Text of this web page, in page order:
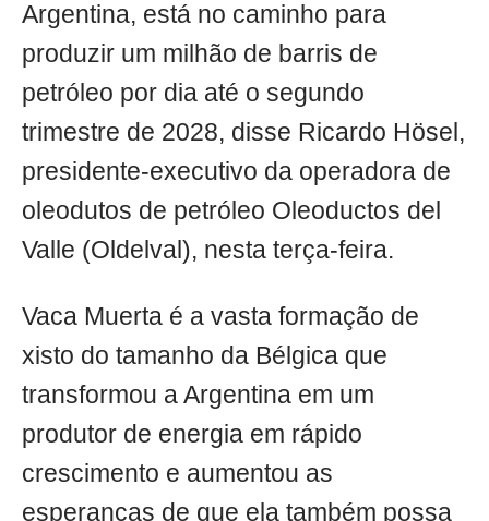
Argentina, está no caminho para
produzir um milhão de barris de
petróleo por dia até o segundo
trimestre de 2028, disse Ricardo Hösel,
presidente-executivo da operadora de
oleodutos de petróleo Oleoductos del
Valle (Oldelval), nesta terça-feira.
Vaca Muerta é a vasta formação de
xisto do tamanho da Bélgica que
transformou a Argentina em um
produtor de energia em rápido
crescimento e aumentou as
esperanças de que ela também possa